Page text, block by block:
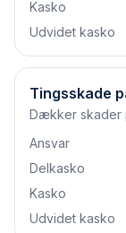
Kasko
Udvidet kasko
Tingsskade
Dækker skader
Ansvar
Delkasko
Kasko
Udvidet kasko